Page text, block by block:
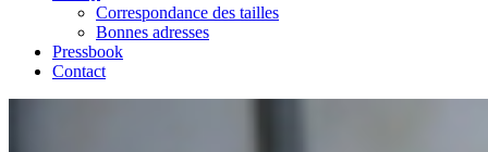
Correspondance des tailles
Bonnes adresses
Pressbook
Contact